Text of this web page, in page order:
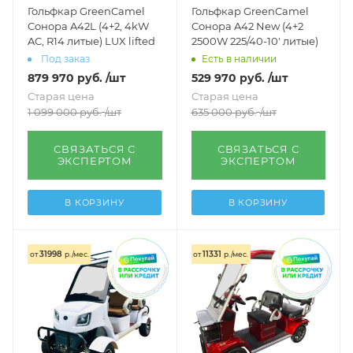
Гольфкар GreenCamel
Сонора A42L (4+2, 4kW
AC, R14 литые) LUX lifted
Под заказ
879 970 руб. /шт
Старая цена
1 099 000руб. /шт
СВЯЗАТЬСЯ С
ЭКСПЕРТОМ
В КОРЗИНУ
Гольфкар GreenCamel
Сонора A42 New (4+2
2500W 225/40-10' литые)
Есть в наличии
529 970 руб. /шт
Старая цена
635 000руб. /шт
СВЯЗАТЬСЯ С
ЭКСПЕРТОМ
В КОРЗИНУ
от31998 р./мес. от11331 р./мес.